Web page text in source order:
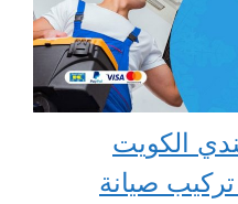
الكويت
نقل تركيب صيانة